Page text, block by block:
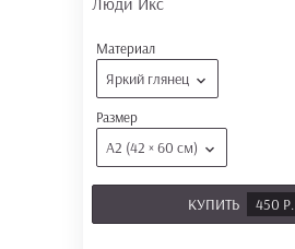
Материал
Яркий глянец
Размер
А2 (42 × 60 см)
КУПИТЬ 450 Р.